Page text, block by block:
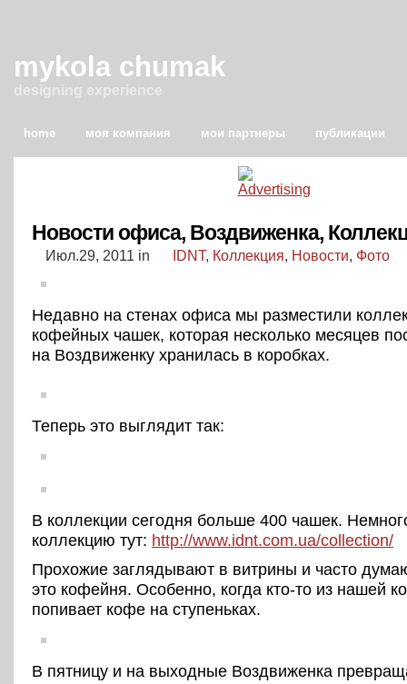
mykola chumak
home моя компания мои партнеры публикации
Новости офиса, Воздвиженка,
Июл.29, 2011 in IDNT, Коллекция, Новости, Фото
Недавно на стенах офиса мы разместили
кофейных чашек, которая несколько месяцев
на Воздвиженку хранилась в коробках.
Теперь это выглядит так:
В коллекции сегодня больше 400 чашек.
коллекцию тут: http://www.idnt.com.ua/collection/
Прохожие заглядывают в витрины и часто
это кофейня. Особенно, когда кто-то из нашей
попивает кофе на ступеньках.
В пятницу и на выходные Воздвиженка